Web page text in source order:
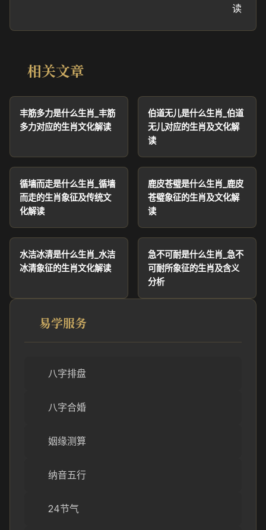
读
相关文章
丰筋多力是什么生肖_丰筋
多力对应的生肖文化解读
伯道无儿是什么生肖_伯道
无儿对应的生肖及文化解
读
循墙而走是什么生肖_循墙
而走的生肖象征及传统文
化解读
鹿皮苍璧是什么生肖_鹿皮
苍璧象征的生肖及文化解
读
水洁冰清是什么生肖_水洁
冰清象征的生肖文化解读
急不可耐是什么生肖_急不
可耐所象征的生肖及含义
分析
易学服务
八字排盘
八字合婚
姻缘测算
纳音五行
24节气